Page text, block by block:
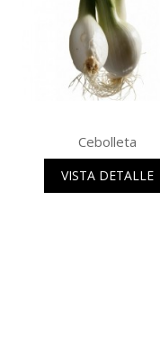
Cebolleta
VISTA DETALLE